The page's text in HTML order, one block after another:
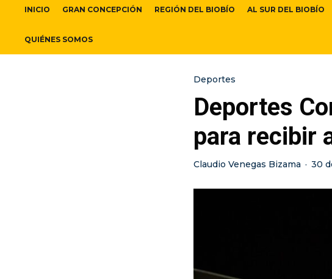
INICIO GRAN CONCEPCIÓN REGIÓN DEL BIOBÍO AL SUR DEL BIOBÍO
QUIÉNES SOMOS
Deportes
Deportes
para recibir
Claudio Venegas Bizama · 30